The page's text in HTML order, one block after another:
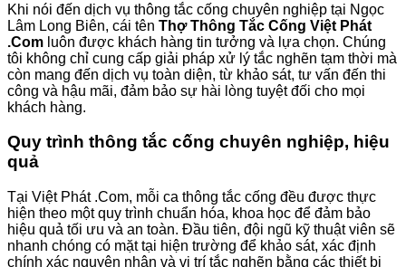
Khi nói đến dịch vụ thông tắc cống chuyên nghiệp tại Ngọc
Lâm Long Biên, cái tên Thợ Thông Tắc Cống Việt Phát
.Com luôn được khách hàng tin tưởng và lựa chọn. Chúng
tôi không chỉ cung cấp giải pháp xử lý tắc nghẽn tạm thời mà
còn mang đến dịch vụ toàn diện, từ khảo sát, tư vấn đến thi
công và hậu mãi, đảm bảo sự hài lòng tuyệt đối cho mọi
khách hàng.
Quy trình thông tắc cống chuyên nghiệp, hiệu
quả
Tại Việt Phát .Com, mỗi ca thông tắc cống đều được thực
hiện theo một quy trình chuẩn hóa, khoa học để đảm bảo
hiệu quả tối ưu và an toàn. Đầu tiên, đội ngũ kỹ thuật viên sẽ
nhanh chóng có mặt tại hiện trường để khảo sát, xác định
chính xác nguyên nhân và vị trí tắc nghẽn bằng các thiết bị